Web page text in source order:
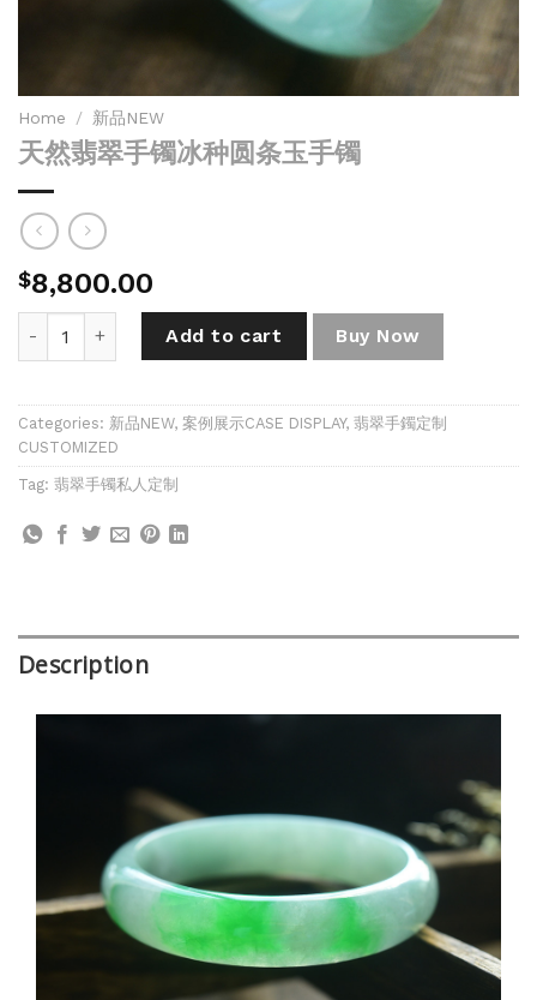
Home / 新品NEW
天然翡翠手镯冰种圆条玉手镯
$8,800.00
天然翡翠手镯冰种圆条玉手镯 quantity
Add to cart Buy Now
Categories: 新品NEW, 案例展示CASE DISPLAY, 翡翠手鐲定制
CUSTOMIZED
Tag: 翡翠手镯私人定制
Description